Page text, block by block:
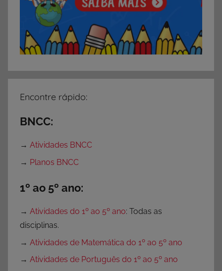
Encontre rápido:
BNCC:
→ Atividades BNCC
→ Planos BNCC
1º ao 5º ano:
→ Atividades do 1º ao 5º ano: Todas as
disciplinas.
→ Atividades de Matemática do 1º ao 5º ano
→ Atividades de Português do 1º ao 5º ano